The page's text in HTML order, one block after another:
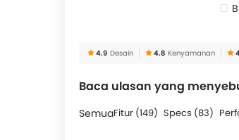
4.9 Desain 4.8 Kenyamanan
Baca ulasan yang
SemuaFitur (149) Specs (83)